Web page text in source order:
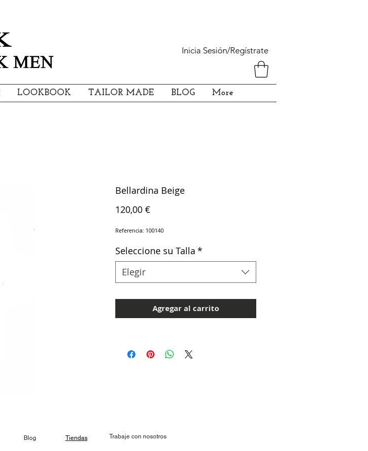
Inicia Sesión/Regístrate
LOOKBOOK TAILOR MADE BLOG More
Bellardina Beige
120,00 €
Referencia: 100140
Seleccione su Talla *
Elegir
Agregar al carrito
Blog Tiendas Trabaje con nosotros